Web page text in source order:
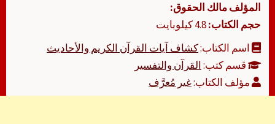
المؤلف مالك الحقوق:
حجم الكتاب:
اسم الكتاب:كشاف آيات القرآن الكريم والأحاديث
قسم كتب:القرآن والتفسير
مؤلف الكتاب:غير مُعرَّف